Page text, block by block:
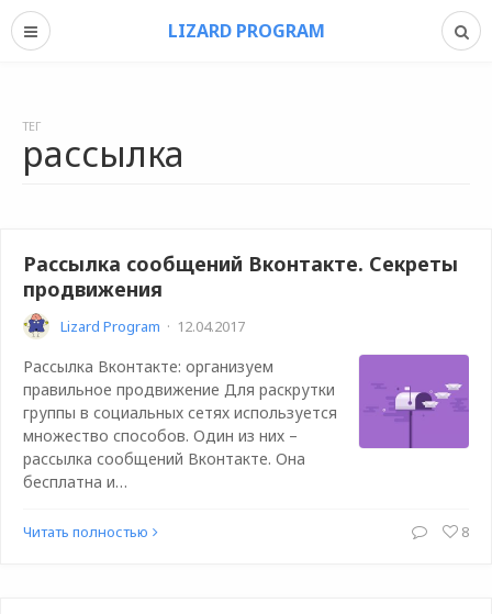
LIZARD PROGRAM
ТЕГ
рассылка
Рассылка сообщений Вконтакте. Секреты
продвижения
Lizard Program · 12.04.2017
Рассылка Вконтакте: организуем
правильное продвижение Для раскрутки
группы в социальных сетях используется
множество способов. Один из них –
рассылка сообщений Вконтакте. Она
бесплатна и…
Читать полностью 8